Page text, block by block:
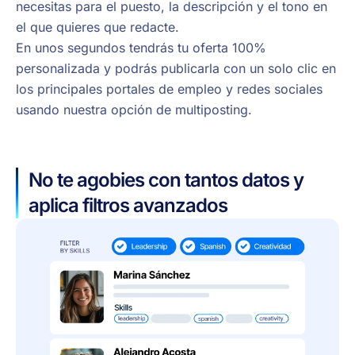
necesitas para el puesto, la descripción y el tono en
el que quieres que redacte.
En unos segundos tendrás tu oferta 100%
personalizada y podrás publicarla con un solo clic en
los principales portales de empleo y redes sociales
usando nuestra opción de multiposting.
No te agobies con tantos datos y
aplica filtros avanzados